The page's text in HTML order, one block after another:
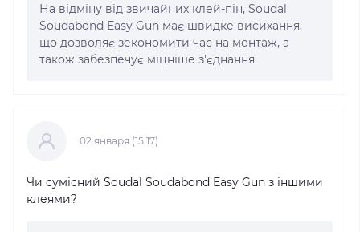
На відміну від звичайних клей-пін, Soudal
Soudabond Easy Gun має швидке висихання,
що дозволяє зекономити час на монтаж, а
також забезпечує міцніше з'єднання.
02 января (15:17)
Чи сумісний Soudal Soudabond Easy Gun з іншими
клеями?